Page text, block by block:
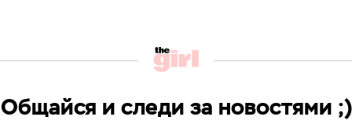
Общайся и следи за новостями ;)